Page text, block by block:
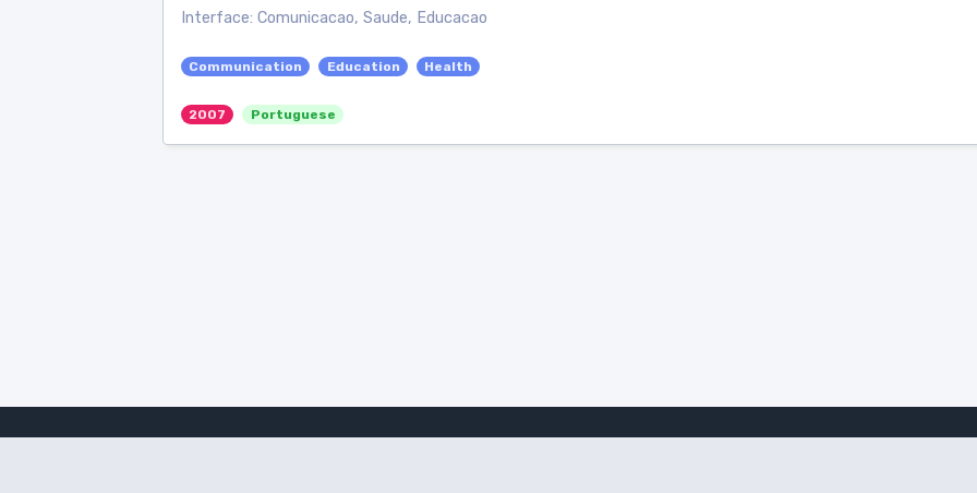
Interface: Comunicacao, Saude, Educacao
Communication Education Health
2007 Portuguese